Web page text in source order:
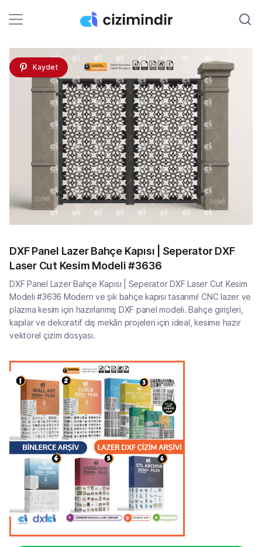
Kaydet
DXF Panel Lazer Bahçe Kapısı | Seperator DXF
Laser Cut Kesim Modeli #3636
DXF Panel Lazer Bahçe Kapısı | Seperator DXF Laser Cut Kesim
Modeli #3636 Modern ve şık bahçe kapısı tasarımı! CNC lazer ve
plazma kesim için hazırlanmış DXF panel modeli. Bahçe girişleri,
kapılar ve dekoratif dış mekân projeleri için ideal, kesime hazır
vektörel çizim dosyası.